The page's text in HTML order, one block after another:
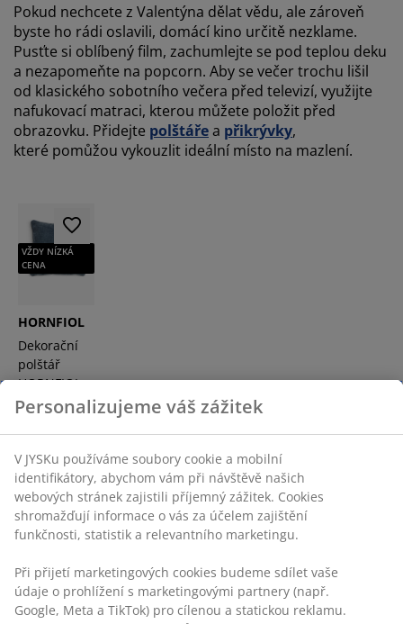
Pokud nechcete z Valentýna dělat vědu, ale zároveň
byste ho rádi oslavili, domácí kino určitě nezklame.
Pusťte si oblíbený film, zachumlejte se pod teplou deku
a nezapomeňte na popcorn. Aby se večer trochu lišil
od klasického sobotního večera před televizí, využijte
nafukovací matraci, kterou můžete položit před
obrazovku. Přidejte polštářea přikrývky,
které pomůžou vykouzlit ideální místo na mazlení.
VŽDY NÍZKÁ
CENA
HORNFIOL
Dekorační
polštář
HORNFIOL
45x45
250 Kč /ks
+ Více variant
Nezapomeňte na občerstvení. Pamlsky jsou k dobrému
filmu téměř povinností. Nakupte pár druhů sýru, olivy,
Personalizujeme váš zážitek
V JYSKu používáme soubory cookie a mobilní
identifikátory, abychom vám při návštěvě našich
webových stránek zajistili příjemný zážitek. Cookies
shromažďují informace o vás za účelem zajištění
funkčnosti, statistik a relevantního marketingu.
Při přijetí marketingových cookies budeme sdílet vaše
údaje o prohlížení s marketingovými partnery (např.
Google, Meta a TikTok) pro cílenou a statickou reklamu.